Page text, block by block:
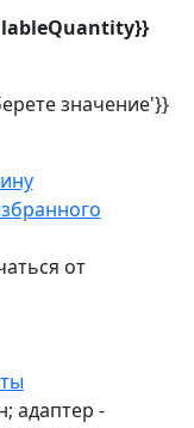
значение'}}
от
адаптер -